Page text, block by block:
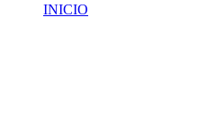
INICIO